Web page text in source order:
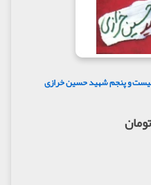
و پنجم شهید حسین خرازی